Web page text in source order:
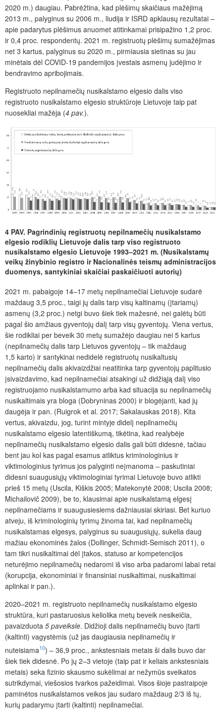
2020 m.) daugiau. Pabrėžtina, kad plėšimų skaičiaus mažėjimą
2013 m., palyginus su 2006 m., liudija ir ISRD apklausų rezultatai –
apie padarytus plėšimus anuomet atitinkamai prisipažino 1,2 proc.
ir 0,4 proc. respondentų. 2021 m. registruotų plėšimų sumažėjimas
net 3 kartus, palyginus su 2020 m., pirmiausia sietinas su jau
minėtais dėl COVID-19 pandemijos įvestais asmenų judėjimo ir
bendravimo apribojimais.
Registruoto nepilnamečių nusikalstamo elgesio dalis viso
registruoto nusikalstamo elgesio struktūroje Lietuvoje taip pat
nuosekliai mažėja (4 pav.).
4 PAV. Pagrindinių registruotų nepilnamečių nusikalstamo
elgesio rodiklių Lietuvoje dalis tarp viso registruoto
nusikalstamo elgesio Lietuvoje 1993–2021 m. (Nusikalstamų
veikų žinybinio registro ir Nacionalinės teismų administracijos
duomenys, santykiniai skaičiai paskaičiuoti autorių)
2021 m. pabaigoje 14–17 metų nepilnamečiai Lietuvoje sudarė
maždaug 3,5 proc., taigi jų dalis tarp visų kaltinamų (įtariamų)
asmenų (3,2 proc.) netgi buvo šiek tiek mažesnė, nei galėtų būti
pagal šio amžiaus gyventojų dalį tarp visų gyventojų. Viena vertus,
šie rodikliai per beveik 30 metų sumažėjo daugiau nei 5 kartus
(nepilnamečių dalis tarp Lietuvos gyventojų – tik maždaug
1,5 karto) ir santykinai nedidelė registruotų nusikaltusių
nepilnamečių dalis akivaizdžiai neatitinka tarp gyventojų paplitusio
įsivaizdavimo, kad nepilnamečiai atsakingi už didžiąją dalį viso
registruojamo nusikalstamumo arba kad situacija su nepilnamečių
nusikaltimais yra bloga (Dobryninas 2000) ir blogėjanti, kad jų
daugėja ir pan. (Ruigrok et al. 2017; Sakalauskas 2018). Kita
vertus, akivaizdu, jog, turint mintyje didelį nepilnamečių
nusikalstamo elgesio latentiškumą, tikėtina, kad realybėje
nepilnamečių nusikalstamo elgesio dalis gali būti didesnė, tačiau
bent jau kol kas pagal esamus atliktus kriminologinius ir
viktimologinius tyrimus jos palyginti neįmanoma – paskutiniai
didesni suaugusiųjų viktimologiniai tyrimai Lietuvoje buvo atlikti
prieš 15 metų (Uscila, Kiškis 2005; Matekonytė 2008; Uscila 2008;
Michailovič 2009), be to, klausimai apie nusikalstamą elgesį
nepilnamečiams ir suaugusiesiems dažniausiai skiriasi. Bet kuriuo
atveju, iš kriminologinių tyrimų žinoma tai, kad nepilnamečių
nusikalstamas elgesys, palyginus su suaugusiųjų, sukelia daug
mažiau ekonominės žalos (Dollinger, Schmidt-Semisch 2011), o
tam tikri nusikaltimai dėl įtakos, statuso ar kompetencijos
neturėjimo nepilnamečių nedaromi iš viso arba padaromi labai retai
(korupcija, ekonominiai ir finansiniai nusikaltimai, nusikaltimai
aplinkai ir pan.).
2020–2021 m. registruoto nepilnamečių nusikalstamo elgesio
struktūra, kuri pastaruosius keliolika metų beveik nesikeičia,
pavaizduota 5 paveiksle. Didžioji dalis nepilnamečių buvo įtarti
(kaltinti) vagystėmis (už jas daugiausia nepilnamečių ir
nuteisiama10) – 36,9 proc., ankstesniais metais ši dalis buvo dar
šiek tiek didesnė. Po jų 2–3 vietoje (taip pat ir keliais ankstesniais
metais) seka fizinio skausmo sukėlimai ar nežymūs sveikatos
sutrikdymai, viešosios tvarkos pažeidimai. Visos šioje pastraipoje
paminėtos nusikalstamos veikos jau sudaro maždaug 2/3 iš tų,
kurių padarymu įtarti (kaltinti) nepilnamečiai.